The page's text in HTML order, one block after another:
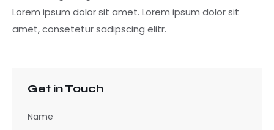
Lorem ipsum dolor sit amet. Lorem ipsum dolor sit
amet, consetetur sadipscing elitr.
Get in Touch